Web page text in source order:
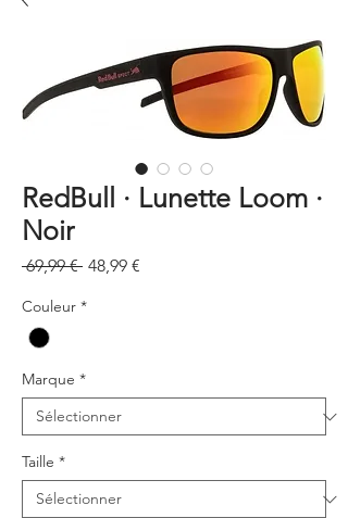
RedBull · Lunette Loom ·
Noir
69,99 € Prix
48,99 €
Couleur *
Marque *
Taille *